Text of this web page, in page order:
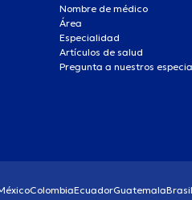
Nombre de médico
Área
Especialidad
Artículos de salud
Pregunta a nuestros
ColombiaEcuadorGuatemalaBrasil